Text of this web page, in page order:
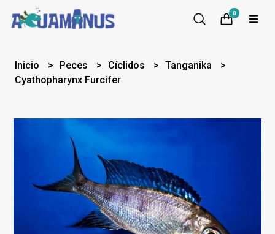
0
Inicio Peces Cíclidos
Tanganika
Cyathopharynx Furcifer